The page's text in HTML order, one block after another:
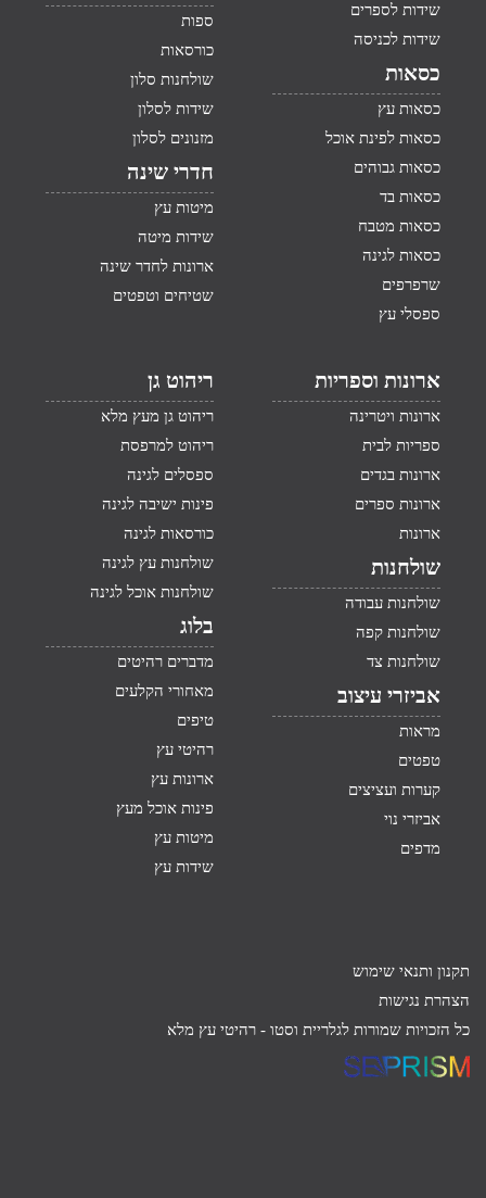
שידות לספרים
שידות לכניסה
כסאות
כסאות עץ
כסאות לפינת אוכל
כסאות גבוהים
כסאות בד
כסאות מטבח
כסאות לגינה
שרפרפים
ספסלי עץ
ספות
כורסאות
שולחנות סלון
שידות לסלון
מזנונים לסלון
חדרי שינה
מיטות עץ
שידות מיטה
ארונות לחדר שינה
שטיחים וטפטים
ארונות וספריות
ארונות ויטרינה
ספריות לבית
ארונות בגדים
ארונות ספרים
ארונות
שולחנות
שולחנות עבודה
שולחנות קפה
שולחנות צד
אביזרי עיצוב
מראות
טפטים
קערות ועציצים
אביזרי נוי
מדפים
ריהוט גן
ריהוט גן מעץ מלא
ריהוט למרפסת
ספסלים לגינה
פינות ישיבה לגינה
כורסאות לגינה
שולחנות עץ לגינה
שולחנות אוכל לגינה
בלוג
מדברים רהיטים
מאחורי הקלעים
טיפים
רהיטי עץ
ארונות עץ
פינות אוכל מעץ
מיטות עץ
שידות עץ
תקנון ותנאי שימוש
הצהרת נגישות
כל הזכויות שמורות לגלריית וסטו - רהיטי עץ מלא